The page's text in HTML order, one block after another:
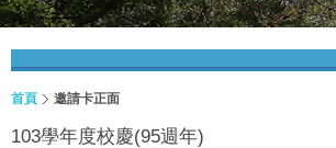
首頁 邀請卡正面
103學年度校慶(95週年)